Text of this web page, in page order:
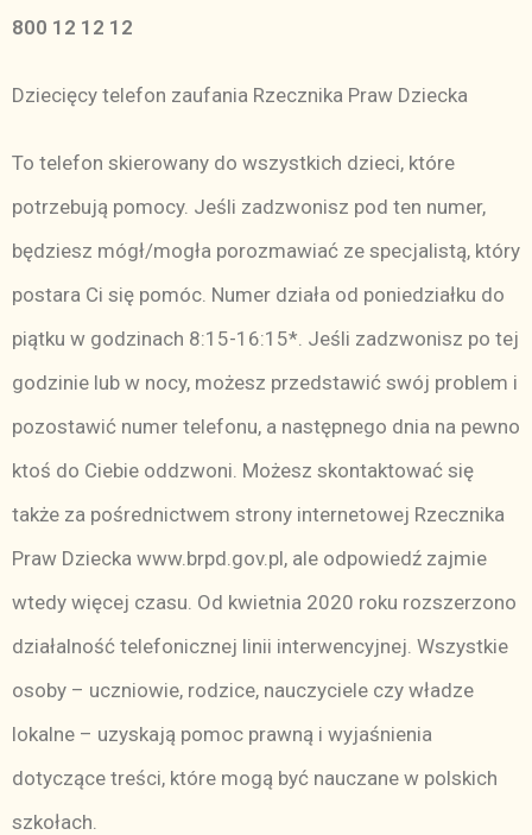
800 12 12 12
Dziecięcy telefon zaufania Rzecznika Praw Dziecka
To telefon skierowany do wszystkich dzieci, które
potrzebują pomocy. Jeśli zadzwonisz pod ten numer,
będziesz mógł/mogła porozmawiać ze specjalistą, który
postara Ci się pomóc. Numer działa od poniedziałku do
piątku w godzinach 8:15-16:15*. Jeśli zadzwonisz po tej
godzinie lub w nocy, możesz przedstawić swój problem i
pozostawić numer telefonu, a następnego dnia na pewno
ktoś do Ciebie oddzwoni. Możesz skontaktować się
także za pośrednictwem strony internetowej Rzecznika
Praw Dziecka www.brpd.gov.pl, ale odpowiedź zajmie
wtedy więcej czasu. Od kwietnia 2020 roku rozszerzono
działalność telefonicznej linii interwencyjnej. Wszystkie
osoby – uczniowie, rodzice, nauczyciele czy władze
lokalne – uzyskają pomoc prawną i wyjaśnienia
dotyczące treści, które mogą być nauczane w polskich
szkołach.